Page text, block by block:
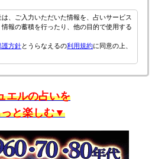
、ご入力いただいた情報を、占いサービス
報の蓄積を行ったり、他の目的で使用する
護方針とうらなえるの利用規約に同意の上、
エルの占いを
と楽しむ▼